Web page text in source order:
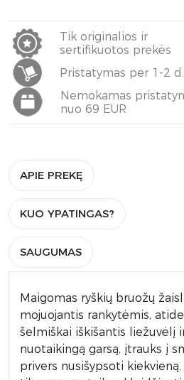
Tik originalios ir
sertifikuotos prekės
Pristatymas per 1-2
Nemokamas
nuo 69 EUR
APIE PREKĘ
KUO YPATINGAS?
SAUGUMAS
Maigomas ryškių bruožų
mojuojantis rankytėmis,
šelmiškai iškišantis liežuvėlį
nuotaikingą garsą, įtrauks į
privers nusišypsoti kiekvieną.